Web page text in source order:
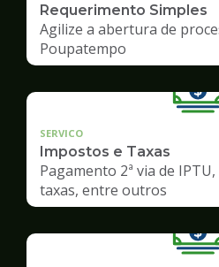
Requerimento Simples
Agilize a abertura de
Poupatempo
SERVICO
Impostos e Taxas
Pagamento 2ª via de
taxas, entre outros